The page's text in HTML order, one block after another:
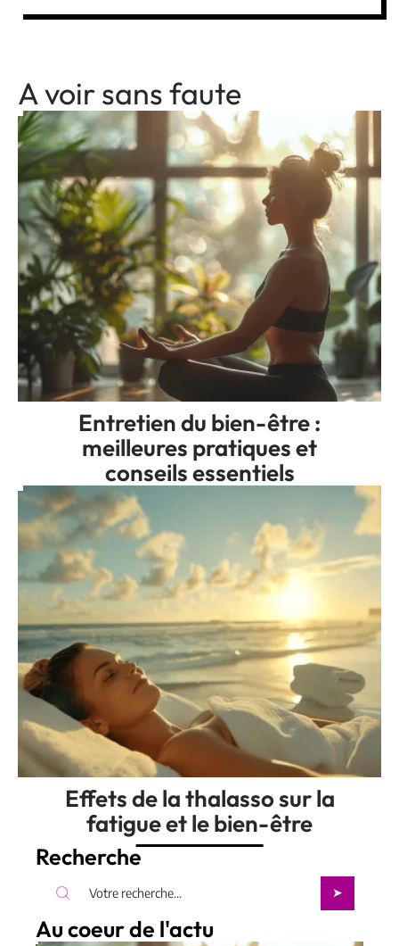
A voir sans faute
Entretien du bien-être :
meilleures pratiques et
conseils essentiels
Effets de la thalasso sur la
fatigue et le bien-être
Recherche
Au coeur de l'actu